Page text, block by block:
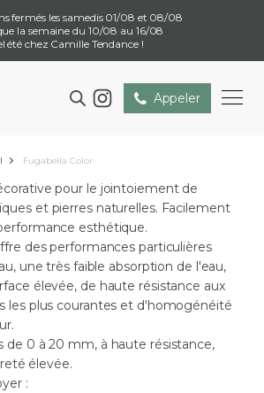
fermés les samedis 01/08 et 08/08
la semaine du 10/08 au 16/08
été chez Camille Tendance !
Appeler
Fugabella Color
pour le jointoiement de
et pierres naturelles. Facilement
esthétique.
des performances particulières
une très faible absorption de l'eau,
élevée, de haute résistance aux
les plus courantes et d'homogénéité
de 0 à 20 mm, à haute résistance,
élevée.
: